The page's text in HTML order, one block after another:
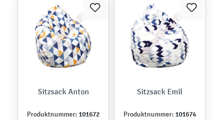
Sitzsack Anton
Produktnummer: 101672
Sitzsack Emil
Produktnummer: 101674